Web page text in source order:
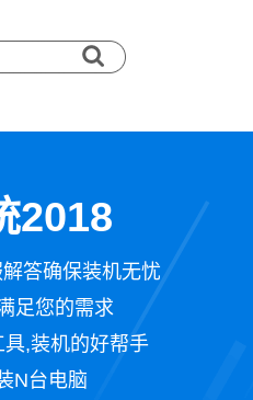
2018
答确保装机无忧
足您的需求
,装机的好帮手
N台电脑